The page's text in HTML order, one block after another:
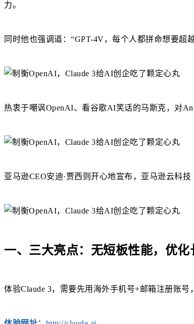
力。
同时他也强调道：“GPT-4V，每个人都拼命想要超
热衷于嘲讽OpenAI、看谷歌AI笑话的马斯克，对
亚马逊CEO安迪·贾西则开心地宣布，亚马逊云科技
一、三大亮点：无短板性能， 优化
体验Claude 3，需要先用海外手机号+邮箱注册账号